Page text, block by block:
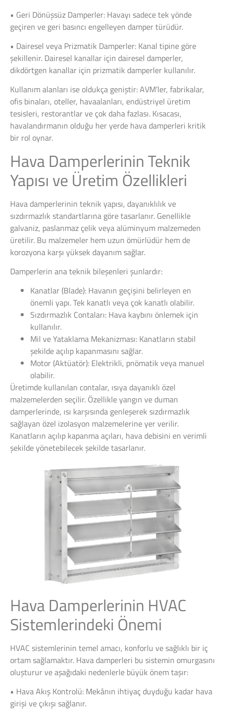
• Geri Dönüşsüz Damperler: Havayı sadece tek yönde
geçiren ve geri basıncı engelleyen damper türüdür.
• Dairesel veya Prizmatik Damperler: Kanal tipine göre
şekillenir. Dairesel kanallar için dairesel damperler,
dikdörtgen kanallar için prizmatik damperler kullanılır.
Kullanım alanları ise oldukça geniştir: AVM’ler, fabrikalar,
ofis binaları, oteller, havaalanları, endüstriyel üretim
tesisleri, restorantlar ve çok daha fazlası. Kısacası,
havalandırmanın olduğu her yerde hava damperleri kritik
bir rol oynar.
Hava Damperlerinin Teknik
Yapısı ve Üretim Özellikleri
Hava damperlerinin teknik yapısı, dayanıklılık ve
sızdırmazlık standartlarına göre tasarlanır. Genellikle
galvaniz, paslanmaz çelik veya alüminyum malzemeden
üretilir. Bu malzemeler hem uzun ömürlüdür hem de
korozyona karşı yüksek dayanım sağlar.
Damperlerin ana teknik bileşenleri şunlardır:
Kanatlar (Blade): Havanın geçişini belirleyen en
önemli yapı. Tek kanatlı veya çok kanatlı olabilir.
Sızdırmazlık Contaları: Hava kaybını önlemek için
kullanılır.
Mil ve Yataklama Mekanizması: Kanatların stabil
şekilde açılıp kapanmasını sağlar.
Motor (Aktüatör): Elektrikli, pnömatik veya manuel
olabilir.
Üretimde kullanılan contalar, ısıya dayanıklı özel
malzemelerden seçilir. Özellikle yangın ve duman
damperlerinde, ısı karşısında genleşerek sızdırmazlık
sağlayan özel izolasyon malzemelerine yer verilir.
Kanatların açılıp kapanma açıları, hava debisini en verimli
şekilde yönetebilecek şekilde tasarlanır.
Hava Damperlerinin HVAC
Sistemlerindeki Önemi
HVAC sistemlerinin temel amacı, konforlu ve sağlıklı bir iç
ortam sağlamaktır. Hava damperleri bu sistemin omurgasını
oluşturur ve aşağıdaki nedenlerle büyük önem taşır:
• Hava Akış Kontrolü: Mekânın ihtiyaç duyduğu kadar hava
girişi ve çıkışı sağlanır.